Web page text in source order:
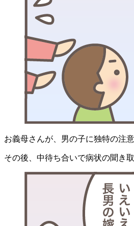
お義母さんが、男の子に独特の注
その後、中待ち合いで病状の聞き